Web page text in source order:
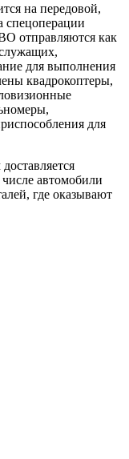
на передовой,
спецоперации
отправляются как
для выполнения
квадрокоптеры,
для
автомобили
где оказывают